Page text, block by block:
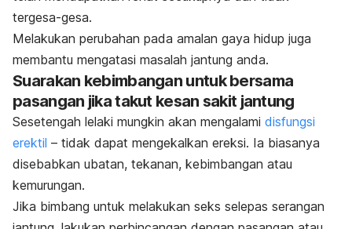
tergesa-gesa.
Melakukan perubahan pada amalan gaya hidup juga
membantu mengatasi masalah jantung anda.
Suarakan kebimbangan untuk bersama
pasangan jika takut kesan sakit jantung
Sesetengah lelaki mungkin akan mengalami disfungsi
erektil – tidak dapat mengekalkan ereksi. Ia biasanya
disebabkan ubatan, tekanan, kebimbangan atau
kemurungan.
Jika bimbang untuk melakukan seks selepas serangan